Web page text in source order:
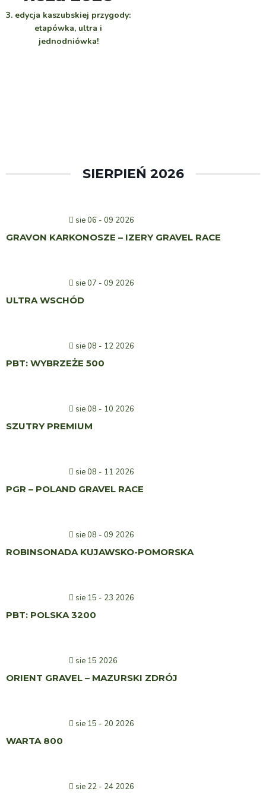
3. edycja kaszubskiej przygody:
etapówka, ultra i
jednodniówka!
SIERPIEŃ 2026
sie 06 - 09 2026
GRAVON KARKONOSZE – IZERY GRAVEL RACE
sie 07 - 09 2026
ULTRA WSCHÓD
sie 08 - 12 2026
PBT: WYBRZEŻE 500
sie 08 - 10 2026
SZUTRY PREMIUM
sie 08 - 11 2026
PGR – POLAND GRAVEL RACE
sie 08 - 09 2026
ROBINSONADA KUJAWSKO-POMORSKA
sie 15 - 23 2026
PBT: POLSKA 3200
sie 15 2026
ORIENT GRAVEL – MAZURSKI ZDRÓJ
sie 15 - 20 2026
WARTA 800
sie 22 - 24 2026